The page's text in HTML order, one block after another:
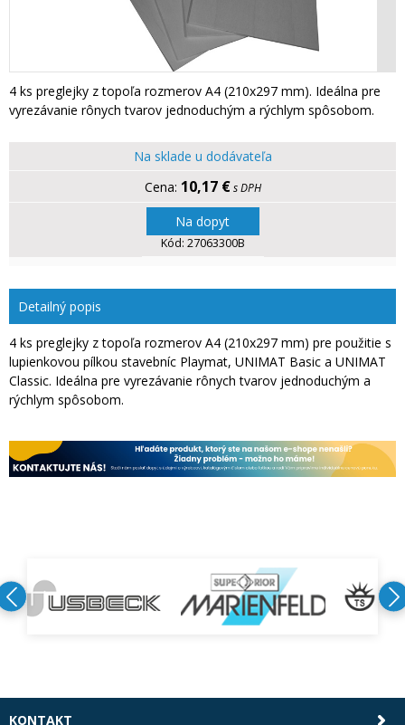
4 ks preglejky z topoľa rozmerov A4 (210x297 mm). Ideálna pre
vyrezávanie rônych tvarov jednoduchým a rýchlym spôsobom.
Na sklade u dodávateľa
10,17 € s DPH
Na dopyt
Kód: 27063300B
Detailný popis
4 ks preglejky z topoľa rozmerov A4 (210x297 mm) pre použitie s
lupienkovou pílkou stavebníc Playmat, UNIMAT Basic a UNIMAT
Classic. Ideálna pre vyrezávanie rônych tvarov jednoduchým a
rýchlym spôsobom.
KONTAKT